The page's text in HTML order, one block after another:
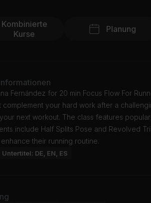
Kombinierte
Kurse
Planung
Fernández for 20 min Focus Flow For
complement your hard work after a
next workout. The class features
include Half Splits Pose and Revolved
their running routine.
Untertitel: DE, EN, ES